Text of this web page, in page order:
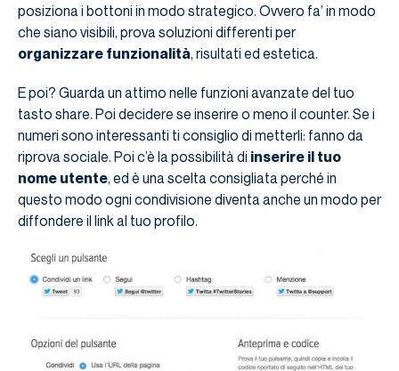
posiziona i bottoni in modo strategico. Ovvero fa’ in modo
che siano visibili, prova soluzioni differenti per
organizzare funzionalità, risultati ed estetica.
E poi? Guarda un attimo nelle funzioni avanzate del tuo
tasto share. Poi decidere se inserire o meno il counter. Se i
numeri sono interessanti ti consiglio di metterli: fanno da
riprova sociale. Poi c’è la possibilità di inserire il tuo
nome utente, ed è una scelta consigliata perché in
questo modo ogni condivisione diventa anche un modo per
diffondere il link al tuo profilo.